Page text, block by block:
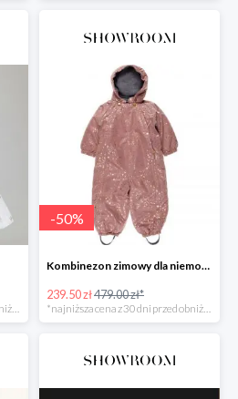
-50%
Kombinezon zimowy dla niemowlaka -50%
239.50 zł479.00 zł*